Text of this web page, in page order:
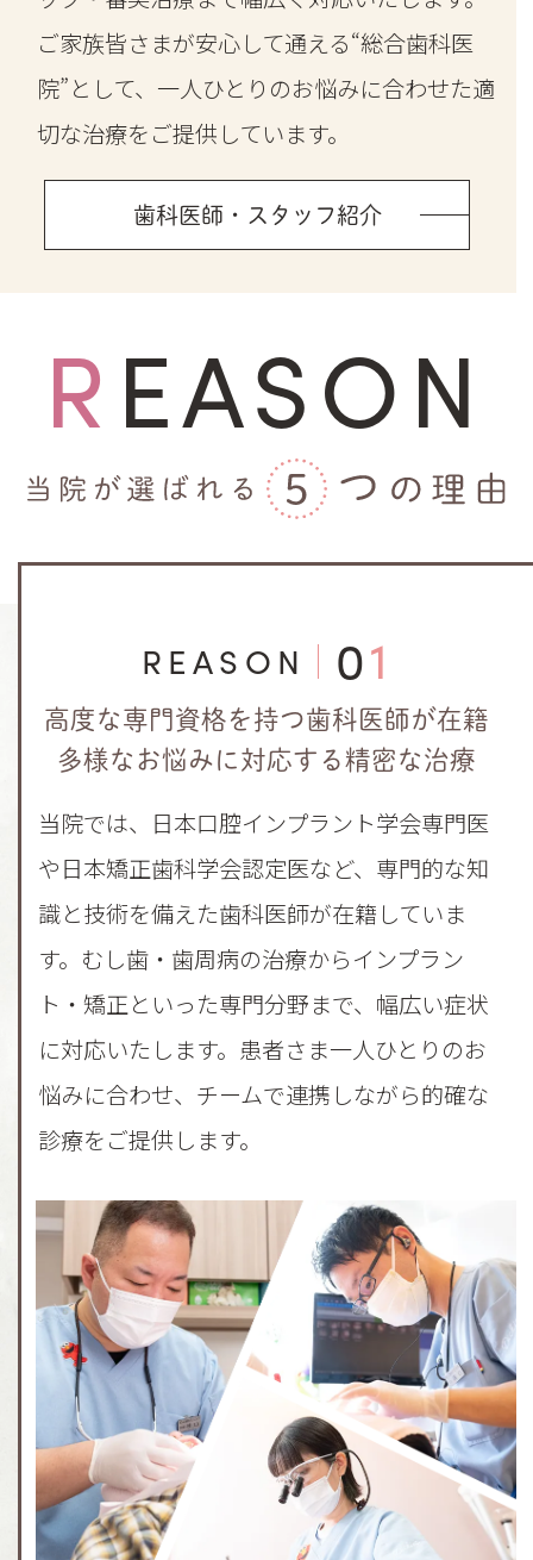
ご家族皆さまが安心して通える“総合歯科医
院”として、一人ひとりのお悩みに合わせた適
切な治療をご提供しています。
歯科医師・スタッフ紹介
REASON
REASON 01
高度な専門資格を持つ歯科医師が在籍
多様なお悩みに対応する精密な治療
当院では、日本口腔インプラント学会専門医
や日本矯正歯科学会認定医など、専門的な知
識と技術を備えた歯科医師が在籍していま
す。むし歯・歯周病の治療からインプラン
ト・矯正といった専門分野まで、幅広い症状
に対応いたします。患者さま一人ひとりのお
悩みに合わせ、チームで連携しながら的確な
診療をご提供します。